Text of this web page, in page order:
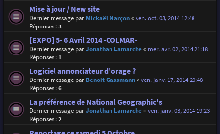
Mise à jour / New site
Dernier message par Mickaël Narçon« ven. oct. 03, 2014 12:48
Réponses :3
[EXPO] 5- 6 Avril 2014 -COLMAR-
Dernier message parJonathan Lamarche« mer. avr. 02, 2014 21:18
Réponses : 1
Logiciel annonciateur d'orage ?
Dernier message par Benoit Gassmann« ven. janv. 17, 2014 20:48
Réponses :6
La préférence de National Geographic's
Dernier message parJonathan Lamarche« ven. janv. 03, 2014 19:23
Réponses :2